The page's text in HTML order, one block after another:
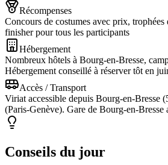
Récompenses
Concours de costumes avec prix,
finisher pour tous les participants
Hébergement
Nombreux hôtels à Bourg-en-Bresse,
Hébergement conseillé à réserver tôt en
Accès / Transport
Viriat accessible depuis Bourg-en-Bresse
(Paris-Genève). Gare de Bourg-en-Bresse
Conseils du jour